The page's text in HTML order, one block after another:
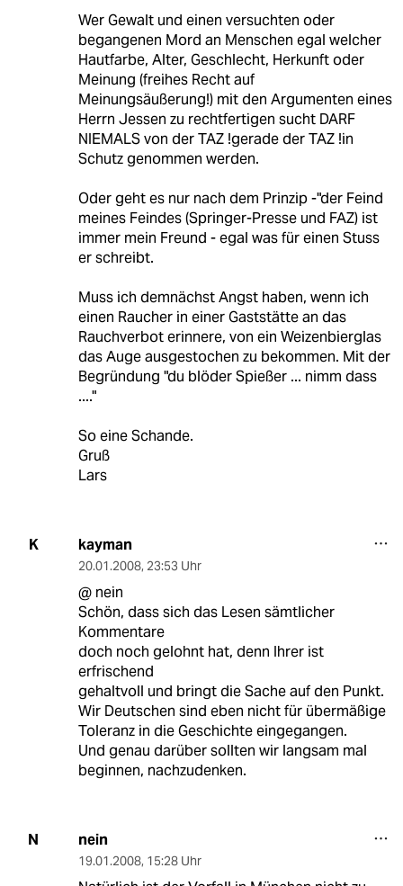
Wer Gewalt und einen versuchten oder
begangenen Mord an Menschen egal welcher
Hautfarbe, Alter, Geschlecht, Herkunft oder
Meinung (freihes Recht auf
Meinungsäußerung!) mit den Argumenten eines
Herrn Jessen zu rechtfertigen sucht DARF
NIEMALS von der TAZ !gerade der TAZ !in
Schutz genommen werden.
Oder geht es nur nach dem Prinzip -"der Feind
meines Feindes (Springer-Presse und FAZ) ist
immer mein Freund - egal was für einen Stuss
er schreibt.
Muss ich demnächst Angst haben, wenn ich
einen Raucher in einer Gaststätte an das
Rauchverbot erinnere, von ein Weizenbierglas
das Auge ausgestochen zu bekommen. Mit der
Begründung "du blöder Spießer ... nimm dass
...."
So eine Schande.
Gruß
Lars
K kayman
20.01.2008, 23:53 Uhr
@ nein
Schön, dass sich das Lesen sämtlicher
Kommentare
doch noch gelohnt hat, denn Ihrer ist
erfrischend
gehaltvoll und bringt die Sache auf den Punkt.
Wir Deutschen sind eben nicht für übermäßige
Toleranz in die Geschichte eingegangen.
Und genau darüber sollten wir langsam mal
beginnen, nachzudenken.
N nein
19.01.2008, 15:28 Uhr